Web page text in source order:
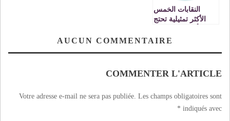
النقابات الخمس
الأكثر تمثيلية تحتج
الاقليمية بتاوربرتAUCUN COMMENTAIRE
COMMENTER L'ARTICLE
Votre adresse e-mail ne sera pas publiée. Les champs obligatoires sont
indiqués avec
*